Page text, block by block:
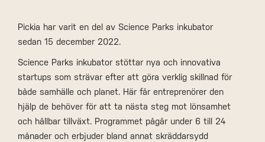
Pickia har varit en del av Science Parks inkubator
sedan 15 december 2022.
Science Parks inkubator stöttar nya och innovativa
startups som strävar efter att göra verklig skillnad för
både samhälle och planet. Här får entreprenörer den
hjälp de behöver för att ta nästa steg mot lönsamhet
och hållbar tillväxt. Programmet pågår under 6 till 24
månader och erbjuder bland annat skräddarsydd